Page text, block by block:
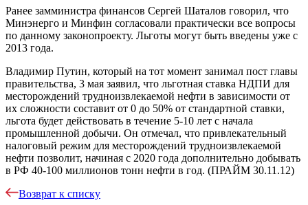
Ранее замминистра финансов Сергей Шаталов говорил, что
Минэнерго и Минфин согласовали практически все вопросы
по данному законопроекту. Льготы могут быть введены уже с
2013 года.
Владимир Путин, который на тот момент занимал пост главы
правительства, 3 мая заявил, что льготная ставка НДПИ для
месторождений трудноизвлекаемой нефти в зависимости от
их сложности составит от 0 до 50% от стандартной ставки,
льгота будет действовать в течение 5-10 лет с начала
промышленной добычи. Он отмечал, что привлекательный
налоговый режим для месторождений трудноизвлекаемой
нефти позволит, начиная с 2020 года дополнительно добывать
в РФ 40-100 миллионов тонн нефти в год. (ПРАЙМ 30.11.12)
Возврат к списку